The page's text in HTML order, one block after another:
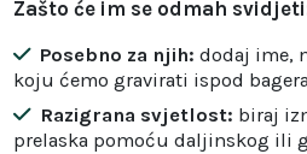
Zašto će im se odmah
Posebno za njih: dodaj ime,
koju ćemo gravirati ispod
Razigrana svjetlost: biraj
prelaska pomoću daljinskog ili